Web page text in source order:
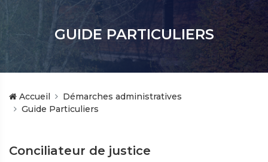
GUIDE PARTICULIERS
Accueil
Démarches administratives
Guide Particuliers
Conciliateur de justice